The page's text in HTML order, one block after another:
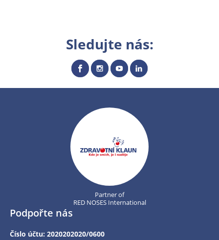
Sledujte nás:
Partner of
RED NOSES International
Podpořte nás
Číslo účtu: 2020202020/0600